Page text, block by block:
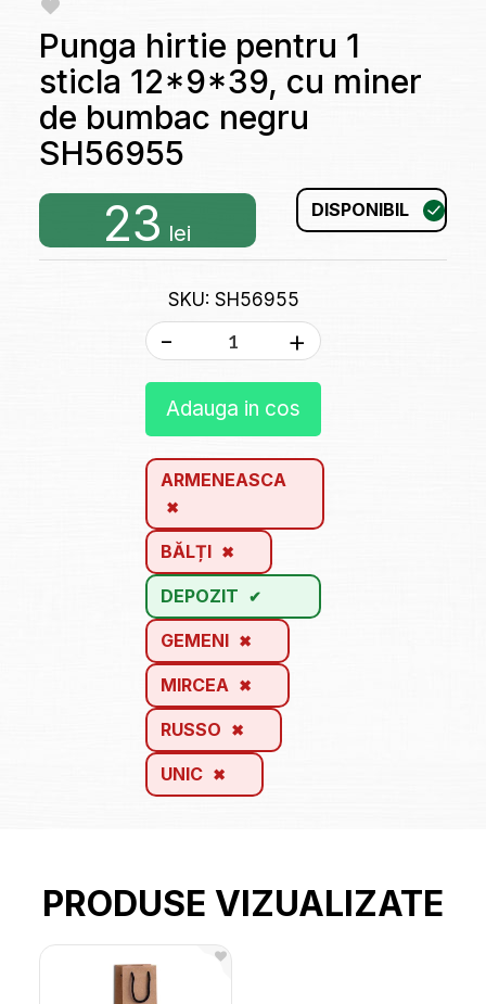
Punga hirtie pentru 1
sticla 12*9*39, cu miner
de bumbac negru
SH56955
23 lei
DISPONIBIL
SKU: SH56955
- +
Adauga in cos
ARMENEASCA
BĂLȚI
DEPOZIT
GEMENI
MIRCEA
RUSSO
UNIC
PRODUSE VIZUALIZATE